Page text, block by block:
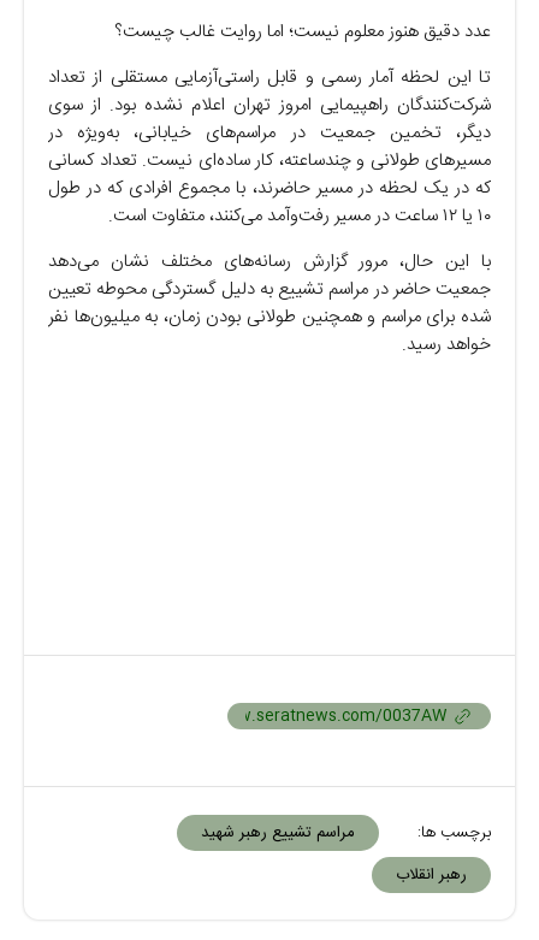
عدد دقیق هنوز معلوم نیست؛ اما روایت غالب چیست؟
تا این لحظه آمار رسمی و قابل راستی‌آزمایی مستقلی از تعداد
شرکت‌کنندگان راهپیمایی امروز تهران اعلام نشده بود. از سوی
دیگر، تخمین جمعیت در مراسم‌های خیابانی، به‌ویژه در
مسیر‌های طولانی و چندساعته، کار ساده‌ای نیست. تعداد کسانی
که در یک لحظه در مسیر حاضرند، با مجموع افرادی که در طول
۱۰ یا ۱۲ ساعت در مسیر رفت‌وآمد می‌کنند، متفاوت است.
با این حال، مرور گزارش رسانه‌های مختلف نشان می‌دهد
جمعیت حاضر در مراسم تشییع به دلیل گستردگی محوطه تعیین
شده برای مراسم و همچنین طولانی بودن زمان، به میلیون‌ها نفر
خواهد رسید.
برچسب ها:
مراسم تشییع رهبر شهید
رهبر انقلاب